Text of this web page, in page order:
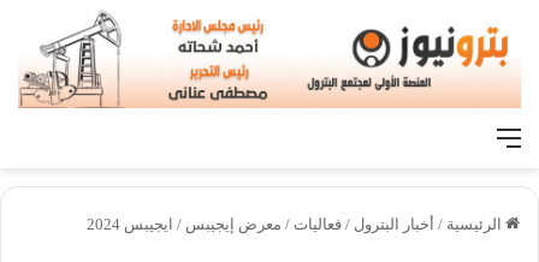
القائمة
الرئيسية / أخبار البترول / فعاليات / معرض إيجيبس / ايجيبس 2024